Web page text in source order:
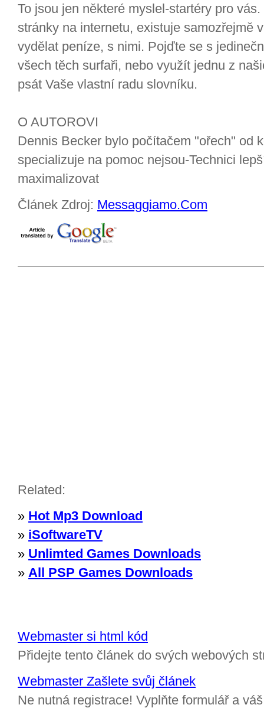
To jsou jen některé myslel-startéry pro
stránky na internetu, existuje samozřejmě
vydělat peníze, s nimi. Pojďte se s
všech těch surfaři, nebo využít jednu z
psát Vaše vlastní radu slovníku.
O AUTOROVI
Dennis Becker bylo počítačem "ořech" od
specializuje na pomoc nejsou-Technici
maximalizovat
Článek Zdroj: Messaggiamo.Com
Related:
» Hot Mp3 Download
» iSoftwareTV
» Unlimted Games Downloads
» All PSP Games Downloads
Webmaster si html kód
Přidejte tento článek do svých webových
Webmaster Zašlete svůj článek
Ne nutná registrace! Vyplňte formulář a